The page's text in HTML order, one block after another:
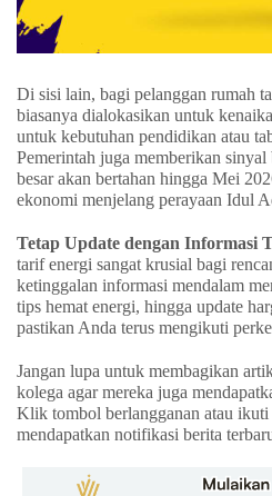
Di sisi lain, bagi pelanggan rumah
biasanya dialokasikan untuk
untuk kebutuhan pendidikan atau
Pemerintah juga memberikan
besar akan bertahan hingga Mei
ekonomi menjelang perayaan Idul
Tetap Update dengan Informasi
tarif energi sangat krusial bagi
ketinggalan informasi mendalam
tips hemat energi, hingga update
pastikan Anda terus mengikuti
Jangan lupa untuk membagikan
kolega agar mereka juga
Klik tombol berlangganan atau
mendapatkan notifikasi berita